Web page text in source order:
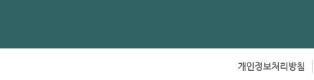
개인정보처리방침